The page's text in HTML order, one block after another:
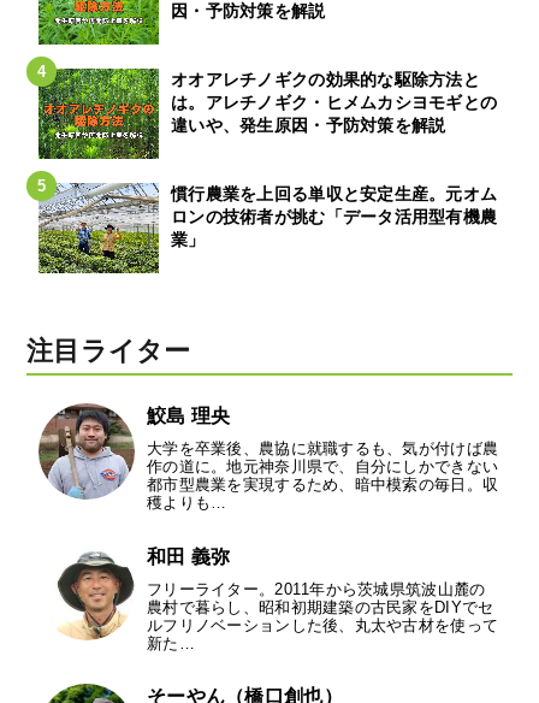
因・予防対策を解説
オオアレチノギクの効果的な駆除方法と
は。アレチノギク・ヒメムカシヨモギとの
違いや、発生原因・予防対策を解説
慣行農業を上回る単収と安定生産。元オム
ロンの技術者が挑む「データ活用型有機農
業」
注目ライター
鮫島 理央
大学を卒業後、農協に就職するも、気が付けば農
作の道に。地元神奈川県で、自分にしかできない
都市型農業を実現するため、暗中模索の毎日。収
穫よりも…
和田 義弥
フリーライター。2011年から茨城県筑波山麓の
農村で暮らし、昭和初期建築の古民家をDIYでセ
ルフリノベーションした後、丸太や古材を使って
新た…
そーやん（橋口創也）